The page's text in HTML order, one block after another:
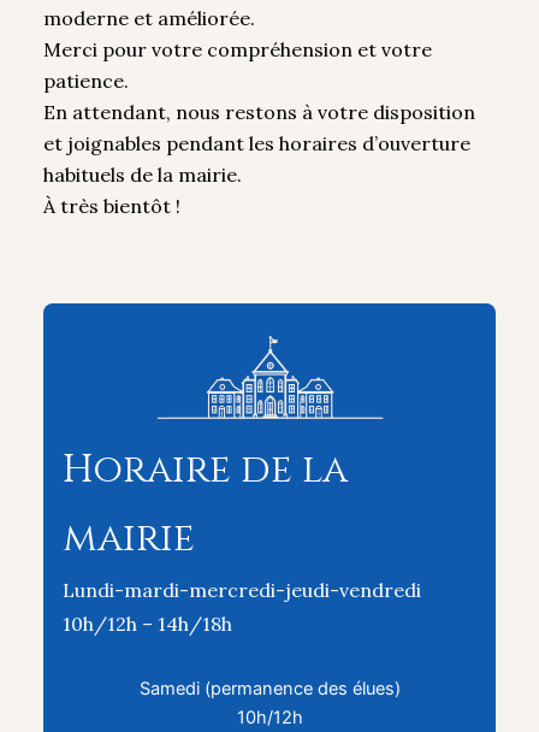
moderne et améliorée.
Merci pour votre compréhension et votre
patience.
En attendant, nous restons à votre disposition
et joignables pendant les horaires d’ouverture
habituels de la mairie.
À très bientôt !
Horaire de la
mairie
Lundi-mardi-mercredi-jeudi-vendredi
10h/12h – 14h/18h
Samedi (permanence des élues)
10h/12h